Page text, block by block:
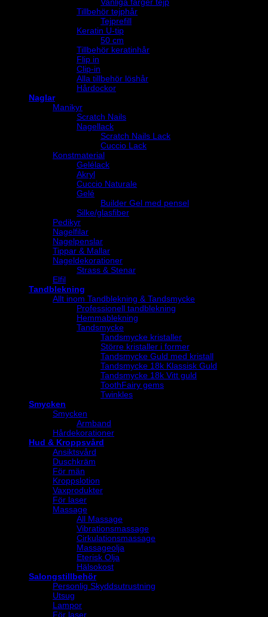
Tillbehör tejphår
Tejprefill
Keratin U-tip
50 cm
Tillbehör keratinhår
Flip in
Clip-in
Alla tillbehör löshår
Hårdockor
Naglar
Manikyr
Scratch Nails
Nagellack
Scratch Nails Lack
Cuccio Lack
Konstmaterial
Gelélack
Akryl
Cuccio Naturale
Gelé
Builder Gel med pensel
Silke/glasfiber
Pedikyr
Nagelfilar
Nagelpenslar
Tippar & Mallar
Nageldekorationer
Strass & Stenar
Elfil
Tandblekning
Allt inom Tandblekning & Tandsmycke
Professionell tandblekning
Hemmablekning
Tandsmycke
Tandsmycke kristaller
Större kristaller i former
Tandsmycke Guld med kristall
Tandsmycke 18k Klassisk Guld
Tandsmycke 18k Vitt guld
ToothFairy gems
Twinkles
Smycken
Smycken
Armband
Hårdekorationer
Hud & Kroppsvård
Ansiktsvård
Duschkräm
För män
Kroppslotion
Vaxprodukter
För laser
Massage
All Massage
Vibrationsmassage
Cirkulationsmassage
Massageolja
Eterisk Olja
Hälsokost
Salongstillbehör
Personlig Skyddsutrustning
Utsug
Lampor
För laser